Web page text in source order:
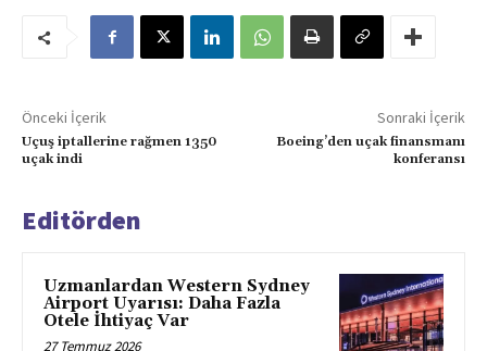
Önceki İçerik
Uçuş iptallerine rağmen 1350
uçak indi
Sonraki İçerik
Boeing’den uçak finansmanı
konferansı
Editörden
Uzmanlardan Western Sydney
Airport Uyarısı: Daha Fazla
Otele İhtiyaç Var
27 Temmuz 2026